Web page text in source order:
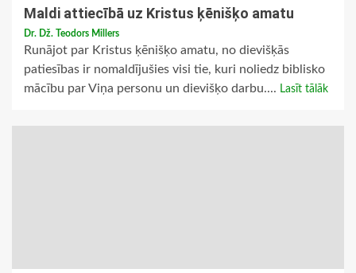
Maldi attiecībā uz Kristus ķēnišķo amatu
Dr. Dž. Teodors Millers
Runājot par Kristus ķēnišķo amatu, no dievišķās
patiesības ir nomaldījušies visi tie, kuri noliedz biblisko
mācību par Viņa personu un dievišķo darbu.... Lasīt tālāk